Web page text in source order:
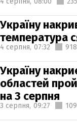
Україну
температура
4 серпня, 07:32 918
Україну
областей
на 3 серпня
3 серпня, 09:27